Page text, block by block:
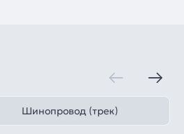
Шинопровод (трек)